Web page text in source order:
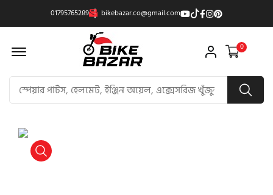
01795765289 bikebazar.co@gmail.com
Offcanvas Menu Open 0
product view